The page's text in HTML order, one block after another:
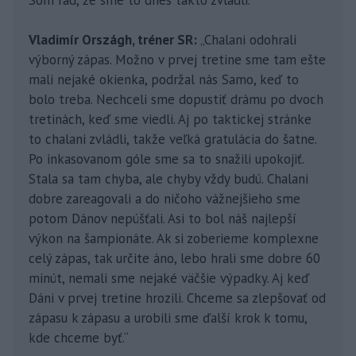
Vladimír Országh, tréner SR: „Chalani odohrali
výborný zápas. Možno v prvej tretine sme tam ešte
mali nejaké okienka, podržal nás Samo, keď to
bolo treba. Nechceli sme dopustiť drámu po dvoch
tretinách, keď sme viedli. Aj po taktickej stránke
to chalani zvládli, takže veľká gratulácia do šatne.
Po inkasovanom góle sme sa to snažili upokojiť.
Stala sa tam chyba, ale chyby vždy budú. Chalani
dobre zareagovali a do ničoho vážnejšieho sme
potom Dánov nepúšťali. Asi to bol náš najlepší
výkon na šampionáte. Ak si zoberieme komplexne
celý zápas, tak určite áno, lebo hrali sme dobre 60
minút, nemali sme nejaké väčšie výpadky. Aj keď
Dáni v prvej tretine hrozili. Chceme sa zlepšovať od
zápasu k zápasu a urobili sme ďalší krok k tomu,
kde chceme byť.“